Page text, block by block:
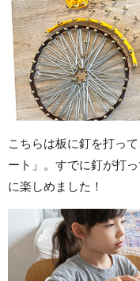
こちらは板に釘を打っ
ート」。すでに釘が打
に楽しめました！